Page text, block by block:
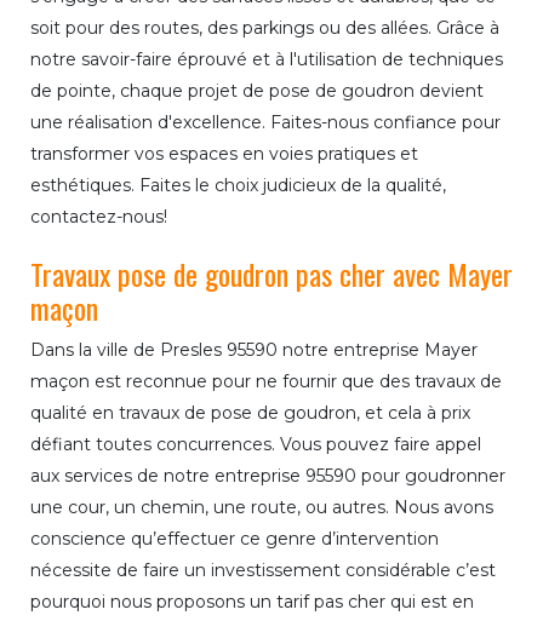
soit pour des routes, des parkings ou des allées. Grâce à
notre savoir-faire éprouvé et à l'utilisation de techniques
de pointe, chaque projet de pose de goudron devient
une réalisation d'excellence. Faites-nous confiance pour
transformer vos espaces en voies pratiques et
esthétiques. Faites le choix judicieux de la qualité,
contactez-nous!
Travaux pose de goudron pas cher avec Mayer
maçon
Dans la ville de Presles 95590 notre entreprise Mayer
maçon est reconnue pour ne fournir que des travaux de
qualité en travaux de pose de goudron, et cela à prix
défiant toutes concurrences. Vous pouvez faire appel
aux services de notre entreprise 95590 pour goudronner
une cour, un chemin, une route, ou autres. Nous avons
conscience qu’effectuer ce genre d’intervention
nécessite de faire un investissement considérable c’est
pourquoi nous proposons un tarif pas cher qui est en